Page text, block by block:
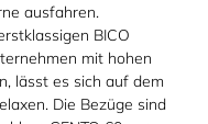
ausfahren.
BICO
mit hohen
lässt es sich auf dem
Die Bezüge sind